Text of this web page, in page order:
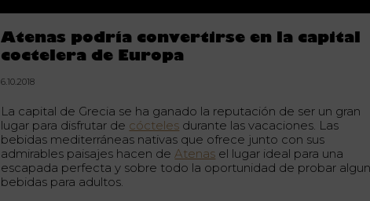
Atenas podría convertirse en la capital
coctelera de Europa
6.10.2018
La capital de Grecia se ha ganado la reputación de ser un gran
lugar para disfrutar de cócteles durante las vacaciones. Las
bebidas mediterráneas nativas que ofrece junto con sus
admirables paisajes hacen deAtenas el lugar ideal para una
escapada perfecta y sobre todo la oportunidad de probar
bebidas para adultos.